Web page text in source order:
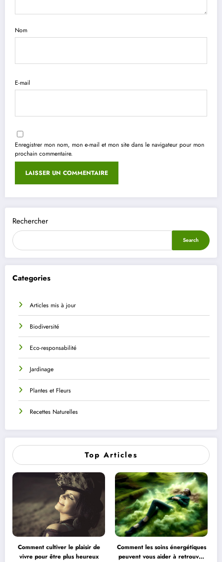
Rechercher
Search
Categories
Articles mis à jour
Biodiversité
Eco-responsabilité
Jardinage
Plantes et Fleurs
Recettes Naturelles
Nom
E-mail
Enregistrer mon nom, mon e-mail et mon site dans le navigateur pour mon
prochain commentaire.
Top Articles
Comment cultiver le plaisir de
vivre pour être plus heureux
Comment les soins énergétiques
peuvent vous aider à retrouver